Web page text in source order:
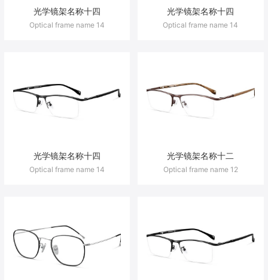
光学镜架名称十四
Optical frame name 14
光学镜架名称十四
Optical frame name 14
光学镜架名称十四
Optical frame name 14
光学镜架名称十二
Optical frame name 12